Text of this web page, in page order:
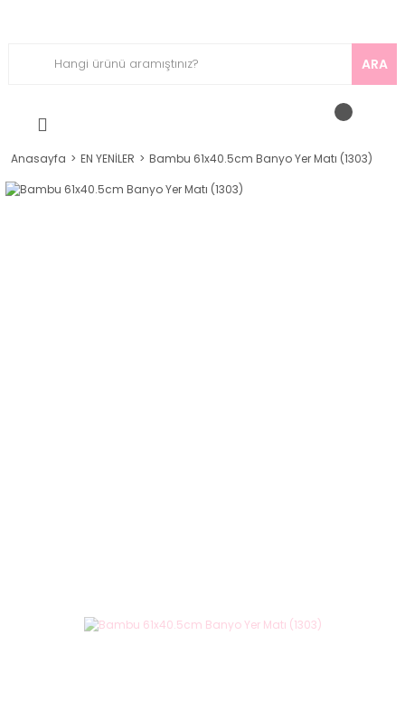
ARA
Anasayfa EN YENİLER Bambu 61x40.5cm Banyo Yer Matı (1303)